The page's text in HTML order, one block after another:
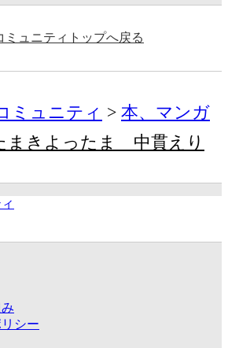
ミュニティトップへ戻る
ミュニティ
本、マンガ
まきよったま 中貫えり
シー